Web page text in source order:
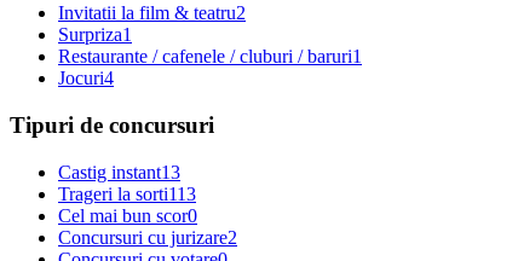
Invitatii la film & teatru2
Surpriza1
Restaurante / cafenele / cluburi / baruri1
Jocuri4
Tipuri de concursuri
Castig instant13
Trageri la sorti113
Cel mai bun scor0
Concursuri cu jurizare2